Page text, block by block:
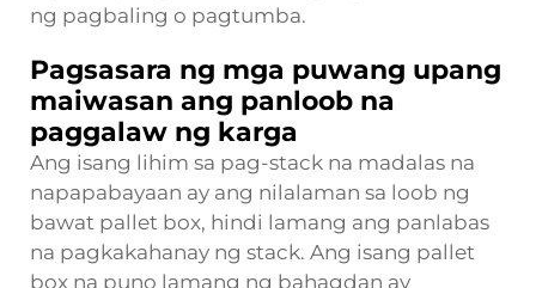
ng pagbaling o pagtumba.
Pagsasara ng mga puwang upang
maiwasan ang panloob na
paggalaw ng karga
Ang isang lihim sa pag-stack na madalas na
napapabayaan ay ang nilalaman sa loob ng
bawat pallet box, hindi lamang ang panlabas
na pagkakahanay ng stack. Ang isang pallet
box na puno lamang ng bahagdan ay